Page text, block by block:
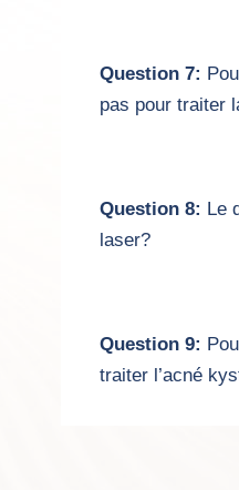
Question 7:
pas pour traiter
Question 8: Le
laser?
Question 9:
traiter l’acné